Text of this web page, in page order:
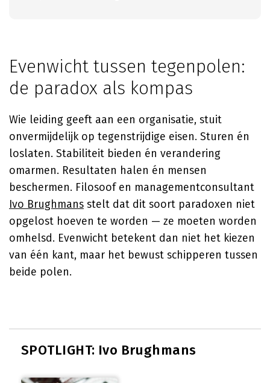
Evenwicht tussen tegenpolen:
de paradox als kompas
Wie leiding geeft aan een organisatie, stuit
onvermijdelijk op tegenstrijdige eisen. Sturen én
loslaten. Stabiliteit bieden én verandering
omarmen. Resultaten halen én mensen
beschermen. Filosoof en managementconsultant
Ivo Brughmans stelt dat dit soort paradoxen niet
opgelost hoeven te worden — ze moeten worden
omhelsd. Evenwicht betekent dan niet het kiezen
van één kant, maar het bewust schipperen tussen
beide polen.
SPOTLIGHT: Ivo Brughmans